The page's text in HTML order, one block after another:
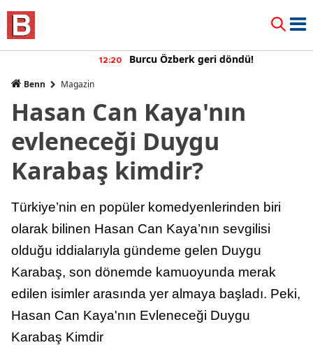
Burcu Özberk geri döndü!
Benn Magazin
Hasan Can Kaya'nın
evleneceği Duygu
Karabaş kimdir?
Türkiye’nin en popüler komedyenlerinden biri
olarak bilinen Hasan Can Kaya’nın sevgilisi
olduğu iddialarıyla gündeme gelen Duygu
Karabaş, son dönemde kamuoyunda merak
edilen isimler arasında yer almaya başladı. Peki,
Hasan Can Kaya'nın Evleneceği Duygu
Karabaş Kimdir